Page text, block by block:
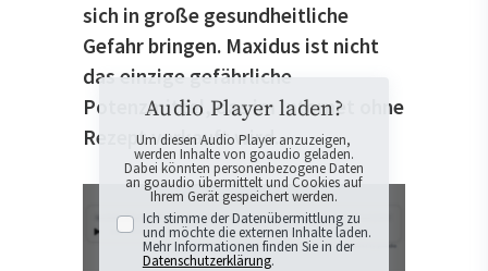
sich in große gesundheitliche
Gefahr bringen. Maxidus ist nicht
das einzige gefährliche
Potenzmittel, das im Internet ohne
Rezept verkauft wird.
Audio Player laden?
Um diesen Audio Player anzuzeigen,
werden Inhalte von goaudio geladen.
Dabei könnten personenbezogene Daten
an goaudio übermittelt und Cookies auf
Ihrem Gerät gespeichert werden.
Ich stimme der Datenübermittlung zu
und möchte die externen Inhalte laden.
Mehr Informationen finden Sie in der
Datenschutzerklärung.